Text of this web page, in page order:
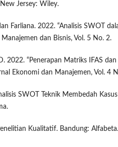
Jersey: Wiley.
Farliana. 2022. “Analisis SWOT
dan Bisnis, Vol. 5 No. 2.
2022. “Penerapan Matriks IFAS dan
Ekonomi dan Manajemen, Vol. 4
SWOT Teknik Membedah
Kualitatif. Bandung: Alfabeta.